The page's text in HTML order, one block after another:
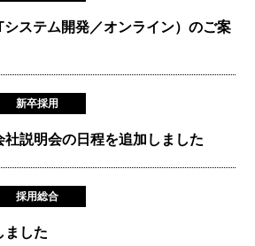
ステム開発／オンライン）のご案
新卒採用
説明会の日程を追加しました
採用総合
ました